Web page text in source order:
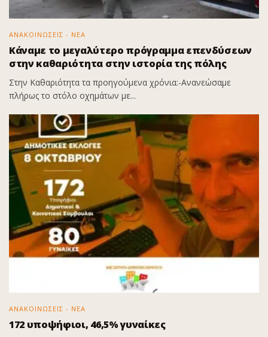
ΑΝΑΚΟΙΝΩΣΕΙΣ - ΝΕΑ
Κάναμε το μεγαλύτερο πρόγραμμα επενδύσεων
στην καθαριότητα στην ιστορία της πόλης
Στην Καθαριότητα τα προηγούμενα χρόνια:-Ανανεώσαμε
πλήρως το στόλο οχημάτων με...
ΑΝΑΚΟΙΝΩΣΕΙΣ - ΝΕΑ
172 υποψήφιοι, 46,5% γυναίκες